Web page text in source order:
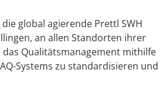
global agierende Prettl SWH
an allen Standorten ihrer
das Qualitätsmanagement mithilfe
Systems zu standardisieren und